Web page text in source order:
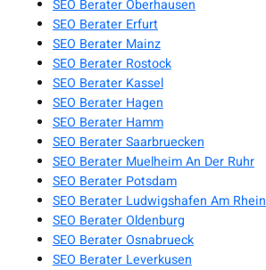
SEO Berater Oberhausen
SEO Berater Erfurt
SEO Berater Mainz
SEO Berater Rostock
SEO Berater Kassel
SEO Berater Hagen
SEO Berater Hamm
SEO Berater Saarbruecken
SEO Berater Muelheim An Der Ruhr
SEO Berater Potsdam
SEO Berater Ludwigshafen Am Rhein
SEO Berater Oldenburg
SEO Berater Osnabrueck
SEO Berater Leverkusen